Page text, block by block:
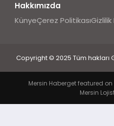
Hakkımızda
KünyeÇerez PolitikasıGizlilik
Copyright © 2025 Tüm hakları
Mersin Haberget featured
Mersin